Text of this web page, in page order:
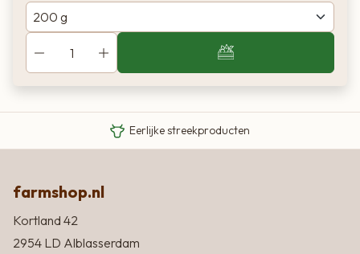
Eigen Limousin runderen
Eerlijke streekproducten
farmshop.nl
Kortland 42
2954 LD Alblasserdam